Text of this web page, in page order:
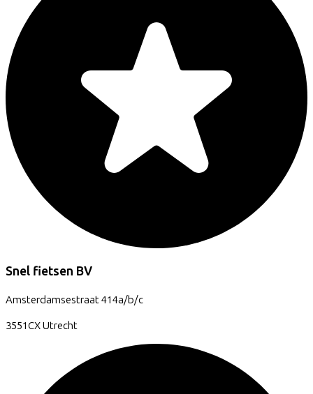
Snel fietsen BV
Amsterdamsestraat414a/b/c
3551CXUtrecht